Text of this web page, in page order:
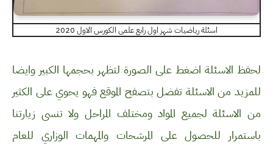
اسئلة رياضيات شهر اول رابع علمي الكورس الاول 2020
لحفظ الاسئلة اضغط على الصورة لتظهر بحجمها الكبير وايضا
للمزيد من الاسئلة تفضل بتصفح الموقع فهو يحوي على الكثير
من الاسئلة لجميع المواد ومختلف المراحل ولا تنسى زيارتنا
باستمرار للحصول على المرشحات والمهمات الوزاري للعام